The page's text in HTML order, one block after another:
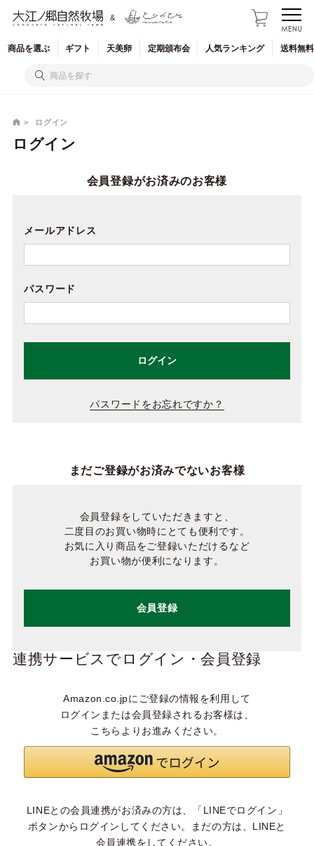
&
商品を選ぶ ギフト 天美卵 定期頒布会 人気ランキング 送料無
ログイン
ログイン
会員登録がお済みのお客様
メールアドレス
パスワード
ログイン
パスワードをお忘れですか？
まだご登録がお済みでないお客様
会員登録をしていただきますと、
二度目のお買い物時にとても便利です。
お気に入り商品をご登録いただけるなど
お買い物が便利になります。
会員登録
連携サービスでログイン・会員登録
Amazon.co.jpにご登録の情報を利用して
ログインまたは会員登録されるお客様は、
こちらよりお進みください。
LINEとの会員連携がお済みの方は、「LINEでログイン」
ボタンからログインしてください。まだの方は、 LINEと
会員連携をしてください。